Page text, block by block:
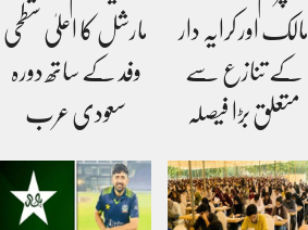
مالک اور کرایہ دار
کے تنازع سے
متعلق بڑا فیصلہ
مارشل کا اعلیٰ سطحی
وفد کے ساتھ دورہ
سعودی عرب